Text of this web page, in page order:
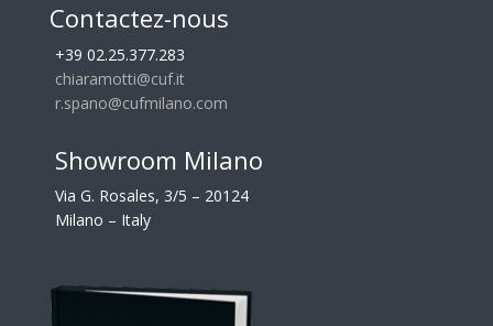
Contactez-nous
+39 02.25.377.283
chiaramotti@cuf.it
r.spano@cufmilano.com
Showroom Milano
Via G. Rosales, 3/5 – 20124
Milano – Italy